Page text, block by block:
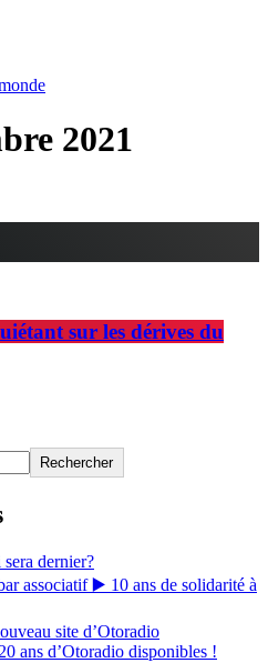
2021
sur les dérives du
Rechercher
dernier?
associatif ▶️ 10 ans de solidarité à
site d’Otoradio
ans d’Otoradio disponibles !